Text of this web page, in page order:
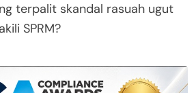
terpalit skandal rasuah ugut
SPRM?